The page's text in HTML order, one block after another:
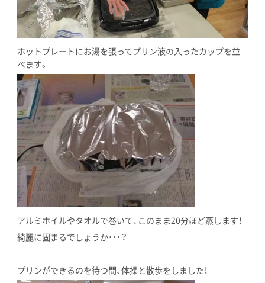
ホットプレートにお湯を張ってプリン液の入ったカップを並
べます。
アルミホイルやタオルで巻いて、このまま20分ほど蒸します！
綺麗に固まるでしょうか・・・？
プリンができるのを待つ間、体操と散歩をしました！